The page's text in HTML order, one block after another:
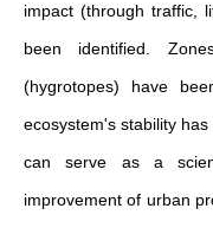
impact (through traffic,
been identified.
(hygrotopes) have
ecosystem's stability
can serve as a
improvement of urban